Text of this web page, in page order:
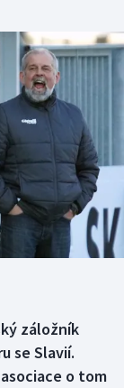
záložník
se Slavií.
o tom